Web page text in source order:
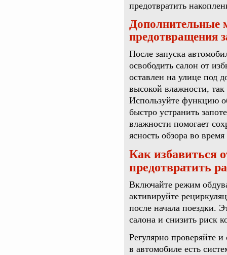
предотвратить
Дополнительные
предотвращения
После запуска
освободить салон от
оставлен на улице под
высокой влажности,
Используйте функцию
быстро устранить
влажности помогает
ясность обзора во
Как избавиться
предотвратить
Включайте режим
активируйте
после начала поездки.
салона и снизить риск
Регулярно проверяйте
в автомобиле есть